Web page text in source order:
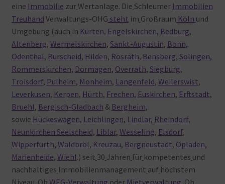
eine Immobilie zur Wertanlage. Die Schleumer Immobilien
Treuhand Verwaltungs-OHG steht im Großraum Köln und
Umgebung (auch in Kürten, Engelskirchen, Bedburg,
Altenberg, Wermelskirchen, Sankt-Augustin, Bonn,
Odenthal, Burscheid, Hilden, Rösrath, Bensberg, Solingen,
Rommerskirchen, Dormagen, Overrath, Siegburg,
Troisdorf, Pulheim, Monheim, Langenfeld, Weilerswist,
Leverkusen, Kerpen, Hürth, Frechen, Euskirchen, Erftstadt,
Bruehl, Bergisch-Gladbach & Bergheim,
sowie Hückeswagen, Leichlingen, Lindlar, Rheindorf,
Neunkirchen Seelscheid, Liblar, Wesseling, Elsdorf,
Wipperfürth, Waldbröl, Kreuzau, Bergneustadt, Opladen,
Marienheide, Wiehl.) seit 30 Jahren für kompetentes und
nachhaltiges Immobilienmanagement auf höchstem
Niveau. Ob WEG-Verwaltung oder Mietverwaltung. Ob